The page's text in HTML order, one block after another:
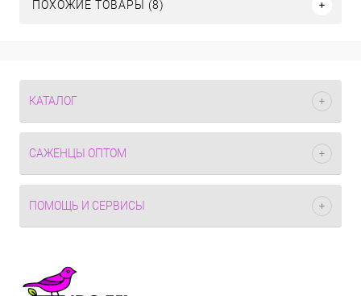
ПОХОЖИЕ ТОВАРЫ (8)
КАТАЛОГ
САЖЕНЦЫ ОПТОМ
ПОМОЩЬ И СЕРВИСЫ